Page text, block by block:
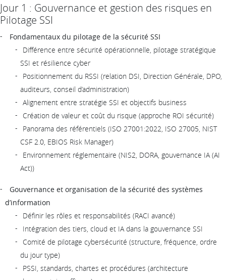
Jour 1 : Gouvernance et gestion des risques en
Pilotage SSI
Fondamentaux du pilotage de la sécurité SSI
Différence entre sécurité opérationnelle, pilotage stratégique
SSI et résilience cyber
Positionnement du RSSI (relation DSI, Direction Générale, DPO,
auditeurs, conseil d’administration)
Alignement entre stratégie SSI et objectifs business
Création de valeur et coût du risque (approche ROI sécurité)
Panorama des référentiels (ISO 27001:2022, ISO 27005, NIST
CSF 2.0, EBIOS Risk Manager)
Environnement réglementaire (NIS2, DORA, gouvernance IA (AI
Act))
Gouvernance et organisation de la sécurité des systèmes
d’information
Définir les rôles et responsabilités (RACI avancé)
Intégration des tiers, cloud et IA dans la gouvernance SSI
Comité de pilotage cybersécurité (structure, fréquence, ordre
du jour type)
PSSI, standards, chartes et procédures (architecture